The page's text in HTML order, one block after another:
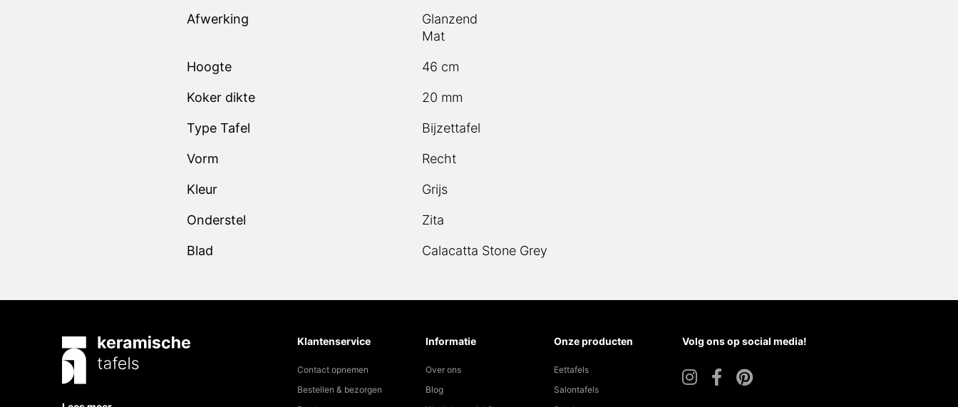
Afwerking
Glanzend
Mat
Hoogte 46 cm
Koker dikte 20 mm
Type Tafel Bijzettafel
Vorm Recht
Kleur Grijs
Onderstel Zita
Blad Calacatta Stone Grey
Klantenservice
Contact opnemen
Bestellen & bezorgen
Informatie
Over ons
Blog
Onze producten
Eettafels
Salontafels
Volg ons op social media!